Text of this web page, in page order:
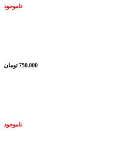
ناموجود
750.000 تومان
ناموجود